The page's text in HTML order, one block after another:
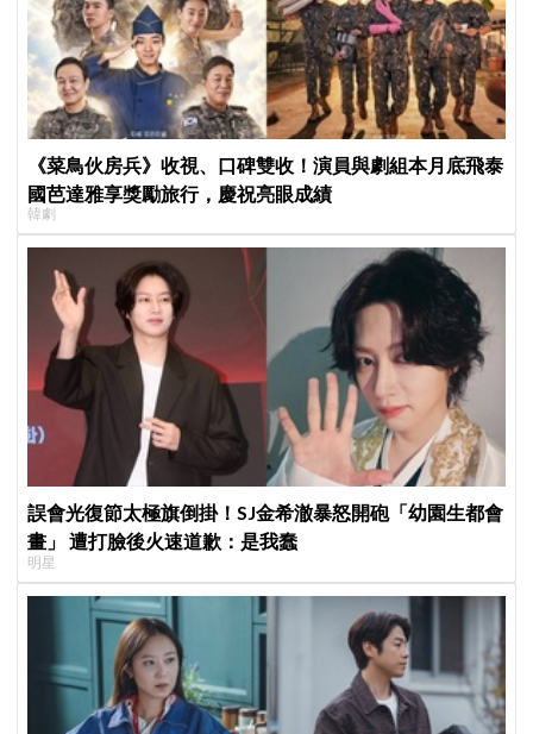
《菜鳥伙房兵》收視、口碑雙收！演員與劇組本月底飛泰
國芭達雅享獎勵旅行，慶祝亮眼成績
韓劇
誤會光復節太極旗倒掛！SJ金希澈暴怒開砲「幼園生都會
畫」 遭打臉後火速道歉：是我蠢
明星